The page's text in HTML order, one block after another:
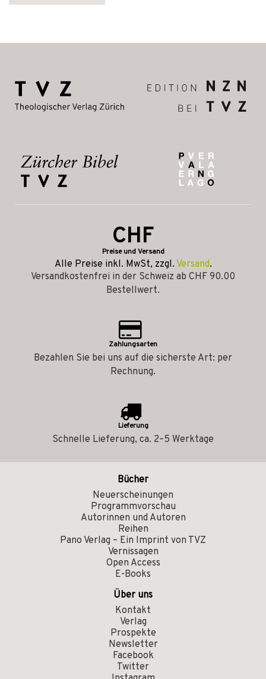
CHF
Preise und Versand
Alle Preise inkl. MwSt, zzgl. Versand.
Versandkostenfrei in der Schweiz ab CHF 90.00
Bestellwert.
Zahlungsarten
Bezahlen Sie bei uns auf die sicherste Art: per
Rechnung.
Lieferung
Schnelle Lieferung, ca. 2–5 Werktage
Bücher
Neuerscheinungen
Programmvorschau
Autorinnen und Autoren
Reihen
Pano Verlag – Ein Imprint von TVZ
Vernissagen
Open Access
E-Books
Über uns
Kontakt
Verlag
Prospekte
Newsletter
Facebook
Twitter